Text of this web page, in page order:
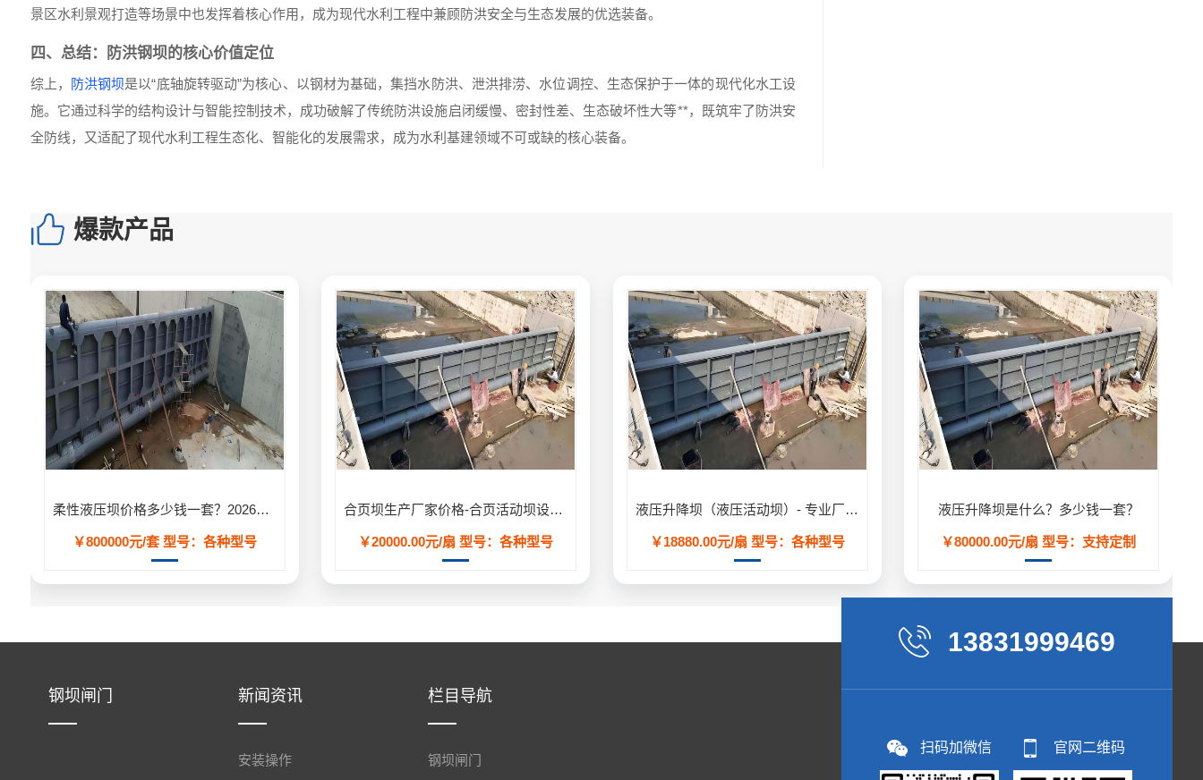
景区水利景观打造等场景中也发挥着核心作用，成为现代水利工程中兼顾防洪安全与生态发展的优选装备。
四、总结：防洪钢坝的核心价值定位
综上， 防洪钢坝是以“底轴旋转驱动”为核心、以钢材为基础，集挡水防洪、泄洪排涝、水位调控、生态保护于一体的现代化水工设
施。它通过科学的结构设计与智能控制技术，成功破解了传统防洪设施启闭缓慢、密封性差、生态破坏性大等**，既筑牢了防洪安
全防线，又适配了现代水利工程生态化、智能化的发展需求，成为水利基建领域不可或缺的核心装备。
爆款产品
柔性液压坝价格多少钱一套？2026年工程造价明细表
￥800000元/套型号：各种型号
合页坝生产厂家价格-合页活动坝设计安装方案定制
￥20000.00元/扇型号：各种型号
液压升降坝（液压活动坝）- 专业厂家定制生产,用于河道/防汛工程
￥18880.00元/扇 型号：各种型号
液压升降坝是什么？多少钱一套？
￥80000.00元/扇型号：支持定制
钢坝闸门 新闻资讯
安装操作
栏目导航
钢坝闸门
13831999469
扫码加微信 官网二维码